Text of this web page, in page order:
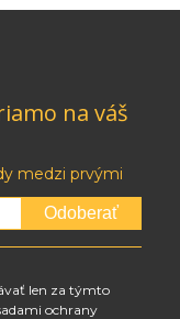
na váš
medzi prvými
Odoberať
len za týmto
ochrany